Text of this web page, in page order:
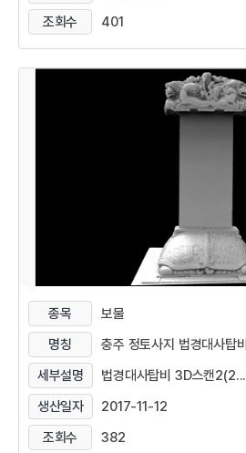
조회수
401
종목
보물
명칭
충주 정토사지 법경대사탑비
세부설명
법경대사탑비 3D스캔2(2...
생산일자
2017-11-12
조회수
382